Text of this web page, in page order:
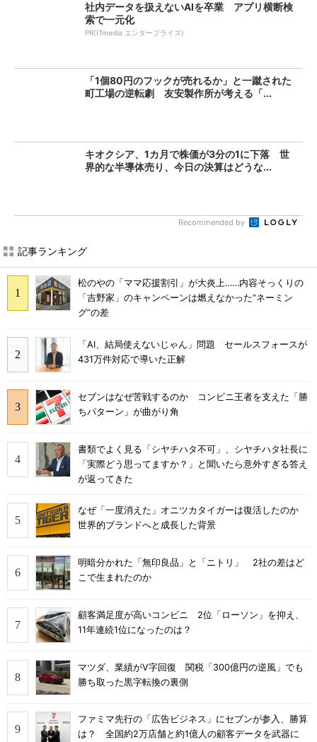
社内データを扱えないAIを卒業 アプリ横断検
索で一元化
PR(ITmedia エンタープライズ)
「1個80円のフックが売れるか」と一蹴された
町工場の逆転劇 友安製作所が考える「...
キオクシア、1カ月で株価が3分の1に下落 世
界的な半導体売り、今日の決算はどうな...
Recommended by
記事ランキング
松のやの「ママ応援割引」が大炎上……内容そっくりの
「吉野家」のキャンペーンは燃えなかった“ネーミン
グ”の差
「AI、結局使えないじゃん」問題 セールスフォースが
431万件対応で導いた正解
セブンはなぜ苦戦するのか コンビニ王者を支えた「勝
ちパターン」が曲がり角
書類でよく見る「シヤチハタ不可」、シヤチハタ社長に
「実際どう思ってますか？」と聞いたら意外すぎる答え
が返ってきた
なぜ「一度消えた」オニツカタイガーは復活したのか
世界的ブランドへと成長した背景
明暗分かれた「無印良品」と「ニトリ」 2社の差はど
こで生まれたのか
顧客満足度が高いコンビニ 2位「ローソン」を抑え、
11年連続1位になったのは？
マツダ、業績がV字回復 関税「300億円の逆風」でも
勝ち取った黒字転換の裏側
ファミマ先行の「広告ビジネス」にセブンが参入、勝算
は？ 全国約2万店舗と約1億人の顧客データを武器に